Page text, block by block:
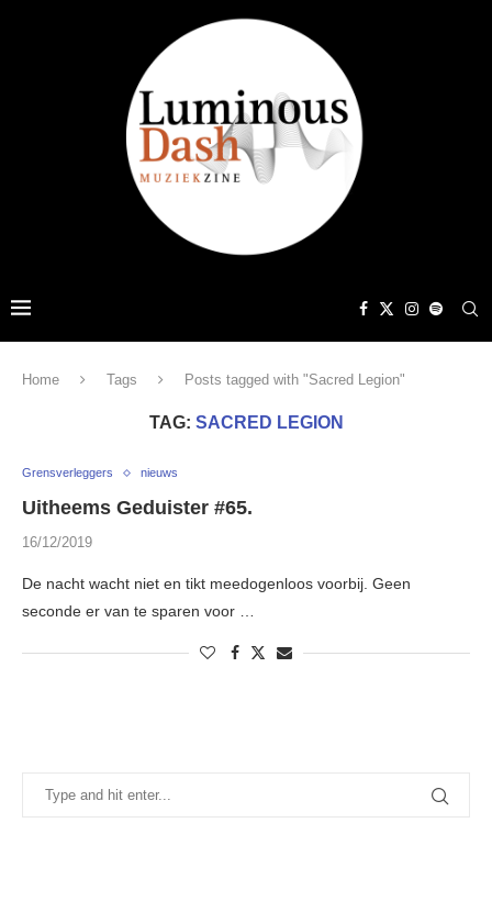
Home Tags Posts tagged with "Sacred Legion"
TAG: SACRED LEGION
Grensverleggers nieuws
Uitheems Geduister #65.
16/12/2019
De nacht wacht niet en tikt meedogenloos voorbij. Geen
seconde er van te sparen voor …